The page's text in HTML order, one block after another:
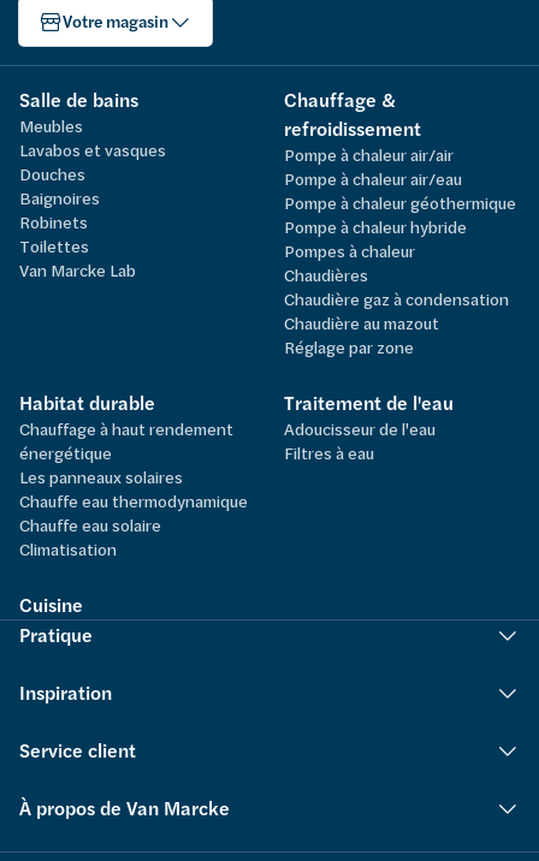
Votre magasin
Salle de bains
Meubles
Lavabos et vasques
Douches
Baignoires
Robinets
Toilettes
Van Marcke Lab
Chauffage &
refroidissement
Pompe à chaleur air/air
Pompe à chaleur air/eau
Pompe à chaleur géothermique
Pompe à chaleur hybride
Pompes à chaleur
Chaudières
Chaudière gaz à condensation
Chaudière au mazout
Réglage par zone
Habitat durable
Chauffage à haut rendement
énergétique
Les panneaux solaires
Chauffe eau thermodynamique
Chauffe eau solaire
Climatisation
Traitement de l'eau
Adoucisseur de l'eau
Filtres à eau
Cuisine
Pratique
Inspiration
Service client
À propos de Van Marcke